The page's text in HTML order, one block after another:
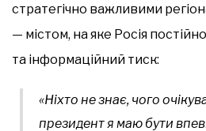
стратегічно важливими
— містом, на яке Росія
та інформаційний тиск:
«Ніхто не знає, чого
президент я маю бути